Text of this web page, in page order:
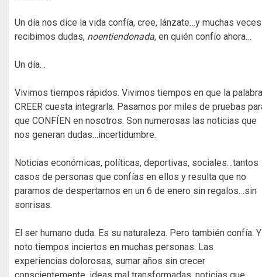
Un día nos dice la vida confía, cree, lánzate…y muchas veces
recibimos dudas, noentiendonada, en quién confío ahora…
Un día…
Vivimos tiempos rápidos. Vivimos tiempos en que la palabra
CREER cuesta integrarla. Pasamos por miles de pruebas
que CONFÍEN en nosotros. Son numerosas las noticias que
nos generan dudas…incertidumbre.
Noticias económicas, políticas, deportivas, sociales…tantos
casos de personas que confías en ellos y resulta que no
paramos de despertarnos en un 6 de enero sin regalos…sin
sonrisas.
El ser humano duda. Es su naturaleza. Pero también confía. Y
noto tiempos inciertos en muchas personas. Las
experiencias dolorosas, sumar años sin crecer